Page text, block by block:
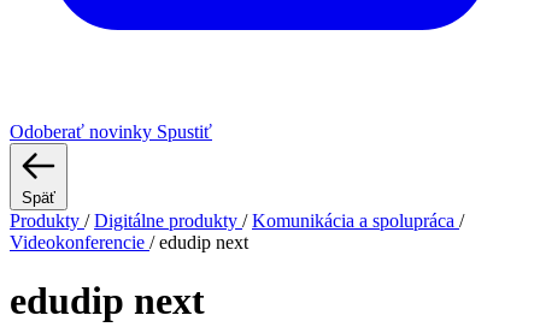
Odoberať novinky Spustiť
Späť
Produkty / Digitálne produkty / Komunikácia a spolupráca /
Videokonferencie / edudip next
edudip next